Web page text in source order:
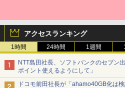
アクセスランキング
1時間 24時間 1週間
NTT島田社長、ソフトバンクのセブン
ポイント使えるようにして」
ドコモ前田社長が「ahamo40GB化は